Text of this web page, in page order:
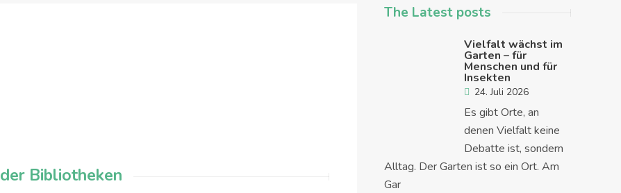
Bibliotheken
The Latest posts
Vielfalt wächst im
Garten – für
Menschen und für
Insekten
24. Juli 2026
Es gibt Orte, an
denen Vielfalt keine
Debatte ist, sondern
Alltag. Der Garten ist so ein Ort. Am
Gar